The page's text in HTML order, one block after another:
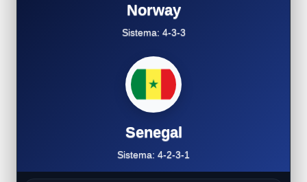
Norway
Sistema: 4-3-3
Senegal
Sistema: 4-2-3-1